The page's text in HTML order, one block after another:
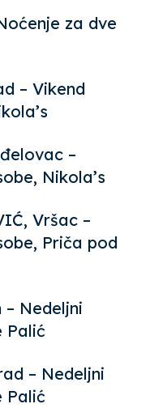
za dve
– Vikend
–
Nikola’s
Vršac –
Priča pod
– Nedeljni
Palić
– Nedeljni
Palić